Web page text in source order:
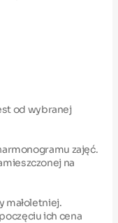
od wybranej
zajęć.
na
małoletniej.
ich cena